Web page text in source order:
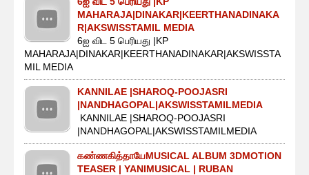
MAHARAJA|DINAKAR|KEERTHANADINAKA
R|AKSWISSTAMIL MEDIA
6ஐ விட 5 பெரியது |KP
MAHARAJA|DINAKAR|KEERTHANADINAKAR|AKSWISSTA
MIL MEDIA
KANNILAE |SHAROQ-POOJASRI
|NANDHAGOPAL|AKSWISSTAMILMEDIA
KANNILAE |SHAROQ-POOJASRI
|NANDHAGOPAL|AKSWISSTAMILMEDIA
கண்ணகித்தாயேMUSICAL ALBUM 3DMOTION
TEASER | YANIMUSICAL | RUBAN